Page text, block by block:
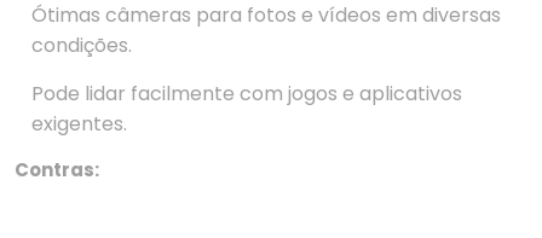
Ótimas câmeras para fotos e vídeos em diversas
condições.
Pode lidar facilmente com jogos e aplicativos
exigentes.
Contras: